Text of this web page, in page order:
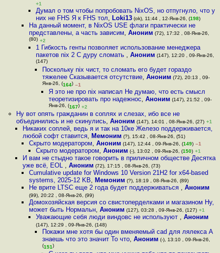
+1
Думал о том чтобы попробовать NixOS, но отпугнуло, что у
них не FHS Я к FHS тол, Loki13(ok), 11:44 , 12-Янв-26, (198)
На данный момент, в NixOS USE флаги практически не
представлены, а часть зависим,Аноним (72), 17:32 , 08-Янв-26,
(80) +2
1 Гибкость генты позволяет использование менеджера
пакетов nix 2 С дуру сломать , Аноним (147), 12:20 , 09-Янв-26,
(147)
Поскольку nix чист, то сломать его будет гораздо
тяжелее Сказывается отсутствие, Аноним (72), 20:13 , 09-
Янв-26, (164) –1
Я это не про nix написал Не думаю, что есть смысл
теоретизировать про надежнос,Аноним (147), 21:52 , 09-
Янв-26, (167) +2
Ну вот опять гражданин в соплях и слезах, ибо все не
объединились и не скинулись, Аноним (147), 14:01 , 08-Янв-26, (27) +1
Никаких соплей, ведь я и так на 10ке Железо поддерживается,
любой софт ставится, Мемоним (?), 15:42 , 08-Янв-26, (51)
Скрыто модератором,Аноним (147), 12:44 , 09-Янв-26, (149) –1
Скрыто модератором, Аноним (-), 13:02 , 09-Янв-26, (150) +1
И вам не стыдно такое говорить в приличном обществе Десятка
уже всё, EOL , Аноним (72), 17:15 , 08-Янв-26, (73)
Cumulative update for Windows 10 Version 21H2 for x64-based
systems, 2025-12 KB, Мемоним (?), 18:19 , 08-Янв-26, (89)
Не врите LTSC еще 2 года будет поддерживаться ,Аноним
(99), 20:22 , 08-Янв-26, (99)
Домохозяйская версия со свистоперделками и магазином Ну,
может быть Нормальн,Аноним (127), 03:28 , 09-Янв-26, (127) +1
Уважающие себя люди виндовс не используют , Аноним
(147), 12:29 , 09-Янв-26, (148)
Покажи мне хотя бы один вменяемый cad для лялекса А
знаешь что это значит То что, Аноним (-), 13:10 , 09-Янв-26,
(151)